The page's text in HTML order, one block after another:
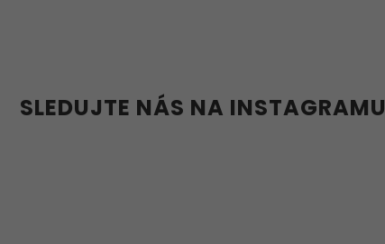
SLEDUJTE NÁS NA INSTAGRAMU